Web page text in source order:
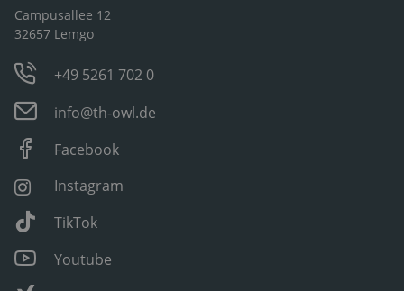
Campusallee 12
32657 Lemgo
+49 5261 702 0
info@th-owl.de
Facebook
Instagram
TikTok
Youtube